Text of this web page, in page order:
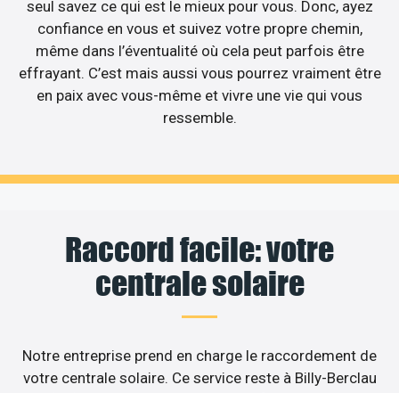
seul savez ce qui est le mieux pour vous. Donc, ayez
confiance en vous et suivez votre propre chemin,
même dans l’éventualité où cela peut parfois être
effrayant. C’est mais aussi vous pourrez vraiment être
en paix avec vous-même et vivre une vie qui vous
ressemble.
Raccord facile: votre
centrale solaire
Notre entreprise prend en charge le raccordement de
votre centrale solaire. Ce service reste à Billy-Berclau